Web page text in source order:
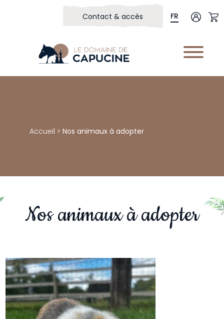
Contact & accès FR
Accueil > Nos animaux à adopter
Nos animaux à adopter